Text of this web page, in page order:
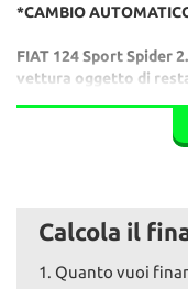
*CAMBIO
FIAT 124 Sport Spider
vettura oggetto di
Vernice verde
capote nuova. Interni
Dal restauro percorsi
Il prezzo esposto
Calcola il
1. Quanto vuoi